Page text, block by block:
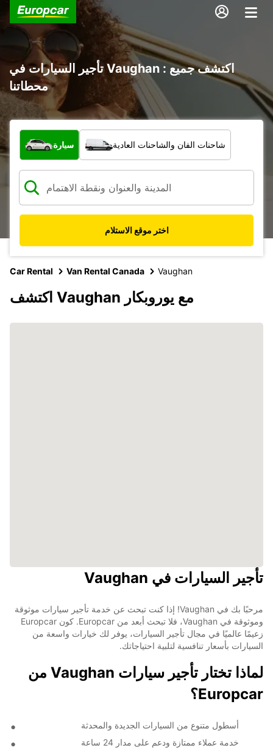
تأجير السيارات في Vaughan : اكتشف جميع
محطاتنا
ما نوع المركبة؟
سيارة شاحنات الفان والشاحنات العادية
اختر موقع الاستلام
Car Rental Van Rental Canada Vaughan
اكتشف Vaughan مع يوروبكار
تأجير السيارات في Vaughan
مرحبًا بك في Vaughan! إذا كنت تبحث عن خدمة تأجير سيارات موثوقة
وموثوقة في Vaughan، فلا تبحث أبعد من Europcar. كون Europcar
زعيمًا عالميًا في مجال تأجير السيارات، يوفر لك خيارات واسعة من
السيارات بأسعار تنافسية لتلبية احتياجاتك.
لماذا تختار تأجير سيارات Vaughan من
Europcar؟
أسطول متنوع من السيارات الجديدة والمحدثة
خدمة عملاء ممتازة ودعم على مدار 24 ساعة